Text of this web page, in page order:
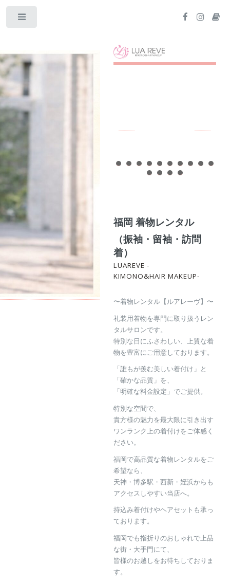
福岡 着物レンタル
（振袖・留袖・訪問
着）
LUAREVE -
KIMONO&HAIR MAKEUP-
〜着物レンタル【ルアレーヴ】〜
礼装用着物を専門に取り扱うレン
タルサロンです。
特別な日にふさわしい、上質な着
物を豊富にご用意しております。
「誰もが羨む美しい着付け」と
「確かな品質」を、
「明確な料金設定」でご提供。
特別な空間で、
貴方様の魅力を最大限に引き出す
ワンランク上の着付けをご体感く
ださい。
福岡で高品質な着物レンタルをご
希望なら、
天神・博多駅・西新・姪浜からも
アクセスしやすい当店へ。
持込み着付けやヘアセットも承っ
ております。
福岡でも指折りのおしゃれで上品
な街・大手門にて、
皆様のお越しをお待ちしておりま
す。